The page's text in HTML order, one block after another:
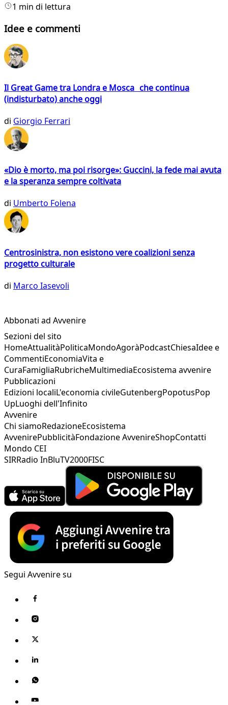
1 min di lettura
Idee e commenti
Il Great Game tra Londra e Mosca che continua
(indisturbato) anche oggi
di Giorgio Ferrari
«Dio è morto, ma poi risorge»: Guccini, la fede mai avuta
e la speranza sempre coltivata
di Umberto Folena
Centrosinistra, non esistono vere coalizioni senza
progetto culturale
di Marco Iasevoli
Abbonati ad Avvenire
Sezioni del sito
HomeAttualitàPoliticaMondoAgoràPodcastChiesaIdee e
CommentiEconomiaVita e
CuraFamigliaRubricheMultimediaEcosistema avvenire
Pubblicazioni
Edizioni localiL'economia civileGutenbergPopotusPop
UpLuoghi dell'Infinito
Avvenire
Chi siamoRedazioneEcosistema
AvvenirePubblicitàFondazione AvvenireShopContatti
Mondo CEI
SIRRadio InBluTV2000FISC
Segui Avvenire su